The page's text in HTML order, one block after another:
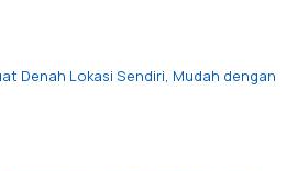
Denah Lokasi Sendiri, Mudah dengan